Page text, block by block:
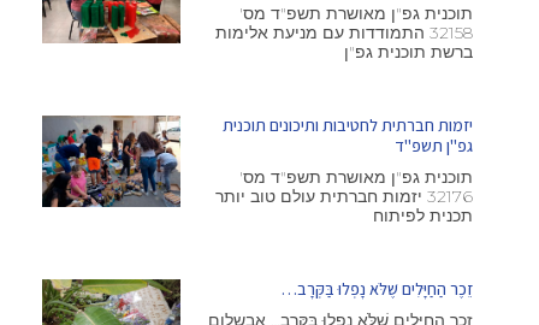
תוכנית גפ"ן מאושרת תשפ"ד מס'
32158 התמודדות עם מניעת אלימות
ברשת תוכנית גפ"ן
יזמות חברתית לחטיבות ותיכונים תוכנית
גפ"ן תשפ"ד
תוכנית גפ"ן מאושרת תשפ"ד מס'
32176 יזמות חברתית עולם טוב יותר
תכנית לפיתוח
זֵכֶר הַחַיָּלִים שֶׁלֹּא נָפְלוּ בַּקְּרָב…
זֵכֶר הַחַיָּלִים שֶׁלֹּא נָפְלוּ בַּקְּרָב… אבשלום